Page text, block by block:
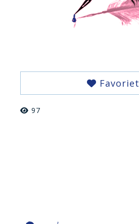
Favoriet
97